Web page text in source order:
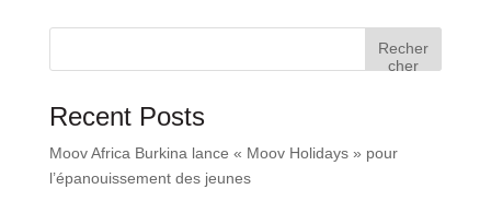
Recher
cher
Recent Posts
Moov Africa Burkina lance « Moov Holidays » pour
l’épanouissement des jeunes